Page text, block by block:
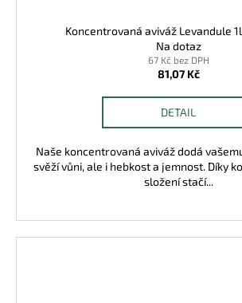
Koncentrovaná aviváž Levandule
Na dotaz
67 Kč bez DPH
81,07 Kč
DETAIL
Naše koncentrovaná aviváž dodá
svěží vůni, ale i hebkost a jemnost. Díky
složení stačí...